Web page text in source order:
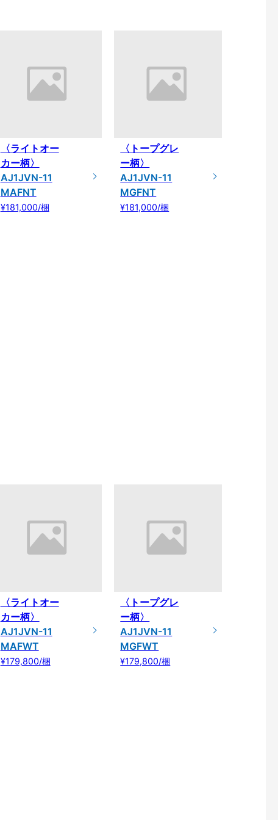
〈ライトオー
カー柄〉
AJ1JVN-11
MAFNT
¥181,000/梱
〈トープグレ
ー柄〉
AJ1JVN-11
MGFNT
¥181,000/梱
〈ライトオー
カー柄〉
AJ1JVN-11
MAFWT
¥179,800/梱
〈トープグレ
ー柄〉
AJ1JVN-11
MGFWT
¥179,800/梱